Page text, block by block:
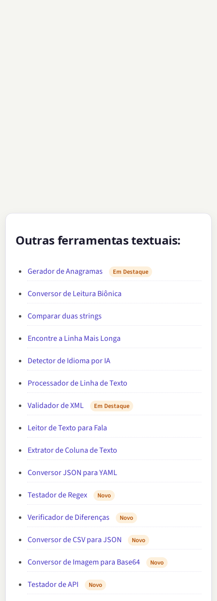
Outras ferramentas textuais:
Gerador de Anagramas Em Destaque
Conversor de Leitura Biônica
Comparar duas strings
Encontre a Linha Mais Longa
Detector de Idioma por IA
Processador de Linha de Texto
Validador de XML Em Destaque
Leitor de Texto para Fala
Extrator de Coluna de Texto
Conversor JSON para YAML
Testador de Regex Novo
Verificador de Diferenças Novo
Conversor de CSV para JSON Novo
Conversor de Imagem para Base64 Novo
Testador de API Novo